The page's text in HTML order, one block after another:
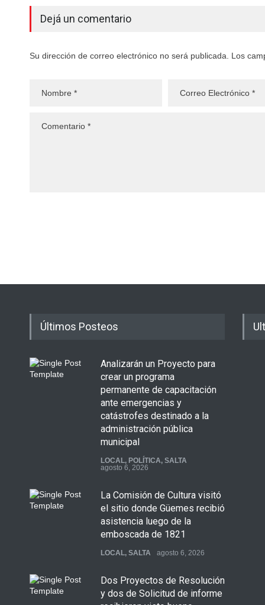
Dejá un comentario
Su dirección de correo electrónico no será publicada. Los
Últimos Posteos
Analizarán un Proyecto para
crear un programa
permanente de capacitación
ante emergencias y
catástrofes destinado a la
administración pública
municipal
LOCAL, POLÍTICA, SALTA
agosto 6, 2026
La Comisión de Cultura visitó
el sitio donde Güemes recibió
asistencia luego de la
emboscada de 1821
LOCAL, SALTA agosto 6, 2026
Dos Proyectos de Resolución
y dos de Solicitud de informe